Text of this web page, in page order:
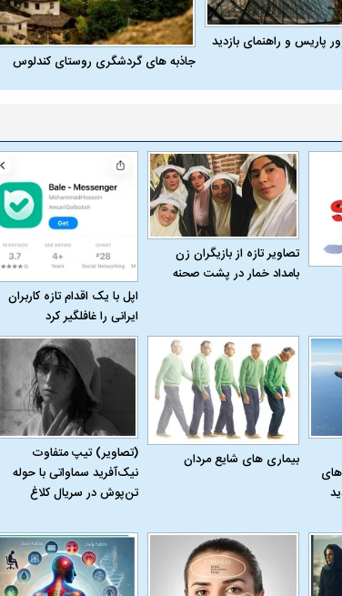
پاریس و راهنمای بازدید
جاذبه های گردشگری روستای کندلوس
تصاویر تازه از بازیگران زن
بامداد خمار در پشت صحنه
اپل با یک اقدام تازه کاربران
ایرانی را غافلگیر کرد
بیماری‌ های شایع مردان
(تصاویر) تیپ متفاوت
نیک‌آفرید سماواتی با حوله
تن‌پوش در سریال کلاغ